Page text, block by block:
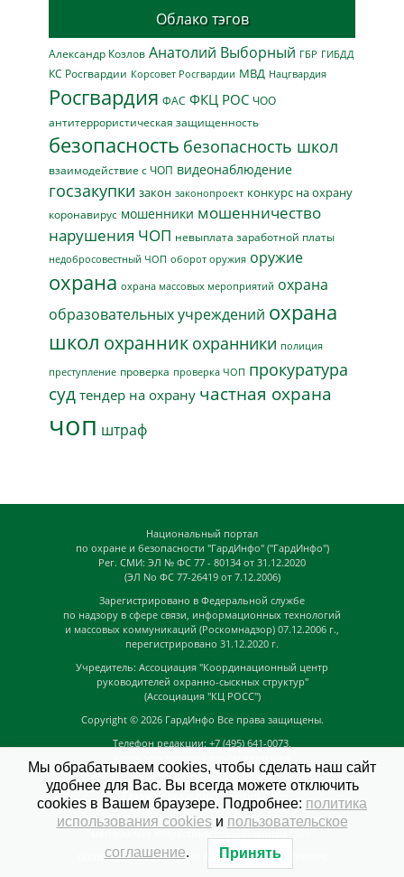
Облако тэгов
Александр Козлов Анатолий Выборный ГБР ГИБДД
КС Росгвардии Корсовет Росгвардии МВД Нацгвардия
Росгвардия ФАС ФКЦ РОС ЧОО
антитеррористическая защищенность
безопасность безопасность школ
взаимодействие с ЧОП видеонаблюдение
госзакупки закон законопроект конкурс на охрану
коронавирус мошенники мошенничество
нарушения ЧОП невыплата заработной платы
недобросовестный ЧОП оборот оружия оружие
охрана охрана массовых мероприятий охрана
образовательных учреждений охрана
школ охранник охранники полиция
преступление проверка проверка ЧОП прокуратура
суд тендер на охрану частная охрана
чоп штраф
Национальный портал
по охране и безопасности "ГардИнфо" ("ГардИнфо")
Рег. СМИ: ЭЛ № ФС 77 - 80134 от 31.12.2020
(ЭЛ No ФС 77-26419 от 7.12.2006)
Зарегистрировано в Федеральной службе
по надзору в сфере связи, информационных технологий
и массовых коммуникаций (Роскомнадзор) 07.12.2006 г.,
перегистрировано 31.12.2020 г.
Учредитель: Ассоциация "Координационный центр
руководителей охранно-сыскных структур"
(Ассоциация "КЦ РОСС")
Copyright © 2026 ГардИнфо Все права защищены.
Телефон редакции: +7 (495) 641-0073,
news@guardinfo.online
Главный редактор: Кузьмин Д.А.
На сайте могут быть размещены
GuardInfo based on Catch Adaptive byCatch Themes
Мы обрабатываем cookies, чтобы сделать наш сайт
удобнее для Вас. Вы всегда можете отключить
cookies в Вашем браузере. Подробнее: политика
использования cookiesи пользовательское
соглашение. Принять